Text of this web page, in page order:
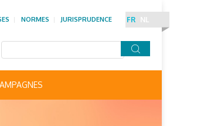
NORMES JURISPRUDENCE FR NL